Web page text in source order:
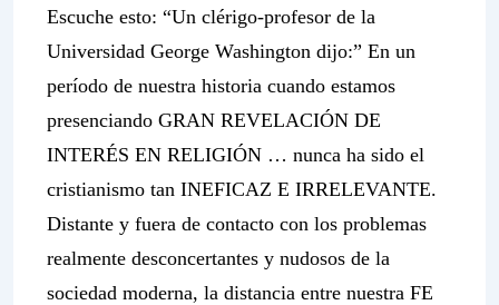
Escuche esto: “Un clérigo-profesor de la
Universidad George Washington dijo:” En un
período de nuestra historia cuando estamos
presenciando GRAN REVELACIÓN DE
INTERÉS EN RELIGIÓN … nunca ha sido el
cristianismo tan INEFICAZ E IRRELEVANTE.
Distante y fuera de contacto con los problemas
realmente desconcertantes y nudosos de la
sociedad moderna, la distancia entre nuestra FE